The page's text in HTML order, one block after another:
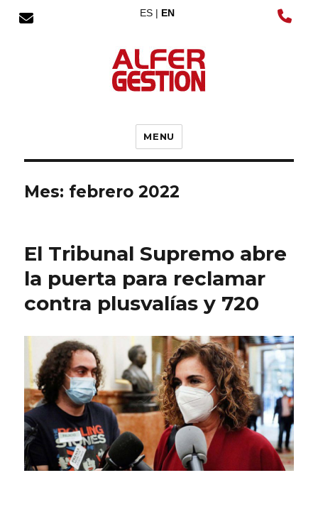
ES | EN
MENU
Mes: febrero 2022
El Tribunal Supremo abre
la puerta para reclamar
contra plusvalías y 720